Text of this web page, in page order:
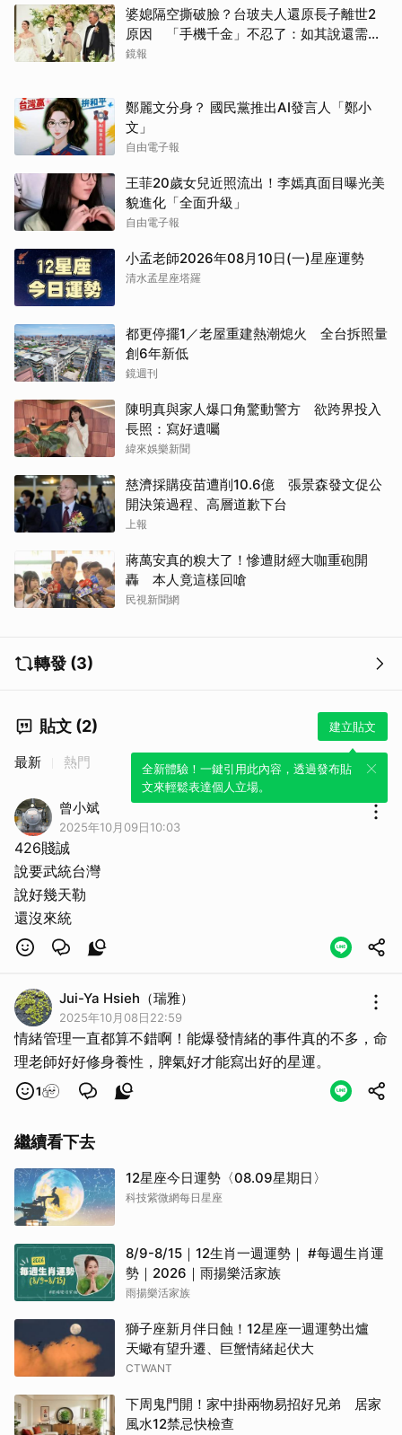
婆媳隔空撕破臉？台玻夫人還原長子離世2
原因 「手機千金」不忍了：如其說還需要
離開嗎？
鏡報
鄭麗文分身？ 國民黨推出AI發言人「鄭小
文」
自由電子報
王菲20歲女兒近照流出！李嫣真面目曝光美
貌進化「全面升級」
自由電子報
小孟老師2026年08月10日(一)星座運勢
清水孟星座塔羅
都更停擺1／老屋重建熱潮熄火 全台拆照量
創6年新低
鏡週刊
陳明真與家人爆口角驚動警方 欲跨界投入
長照：寫好遺囑
緯來娛樂新聞
慈濟採購疫苗遭削10.6億 張景森發文促公
開決策過程、高層道歉下台
上報
蔣萬安真的糗大了！慘遭財經大咖重砲開
轟 本人竟這樣回嗆
民視新聞網
轉發 (3)
貼文 (2) 建立貼文
全新體驗！一鍵引用此內容，透過發布貼
文來輕鬆表達個人立場。
最新 熱門
曾小斌
2025年10月09日10:03
426賤誠
說要武統台灣
說好幾天勒
Jui-Ya Hsieh（瑞雅）
2025年10月08日22:59
情緒管理一直都算不錯啊！能爆發情緒的事件真的不多，命
理老師好好修身養性，脾氣好才能寫出好的星運。
1
繼續看下去
12星座今日運勢〈08.09星期日〉
科技紫微網每日星座
8/9-8/15｜12生肖一週運勢｜ #每週生肖運
勢｜2026｜雨揚樂活家族
雨揚樂活家族
獅子座新月伴日蝕！12星座一週運勢出爐
天蠍有望升遷、巨蟹情緒起伏大
CTWANT
下周鬼門開！家中掛兩物易招好兄弟 居家
風水12禁忌快檢查